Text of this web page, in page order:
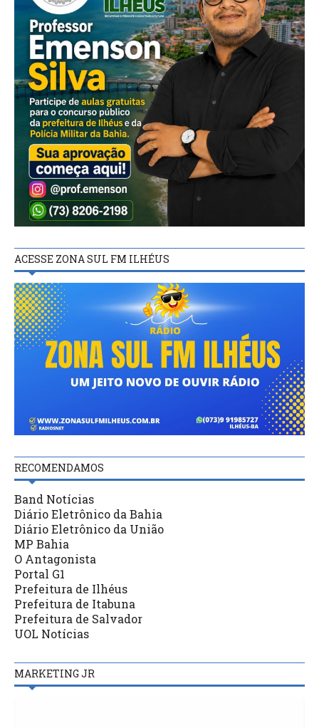
ACESSE ZONA SUL FM ILHÉUS
RECOMENDAMOS
Band Notícias
Diário Eletrônico da Bahia
Diário Eletrônico da União
MP Bahia
O Antagonista
Portal G1
Prefeitura de Ilhéus
Prefeitura de Itabuna
Prefeitura de Salvador
UOL Notícias
MARKETING JR